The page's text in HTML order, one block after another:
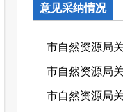
意见采纳情况
市自然资源局
市自然资源局
市自然资源局